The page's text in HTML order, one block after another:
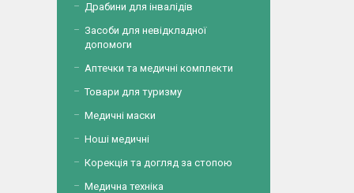
Драбини для інвалідів
Засоби для невідкладної
допомоги
Аптечки та медичні комплекти
Товари для туризму
Медичні маски
Ноші медичні
Корекція та догляд за стопою
Медична техніка